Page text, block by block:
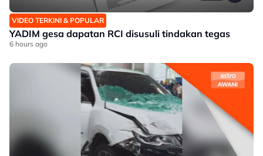
VIDEO TERKINI & POPULAR
YADIM gesa dapatan RCI disusuli tindakan tegas
6 hours ago